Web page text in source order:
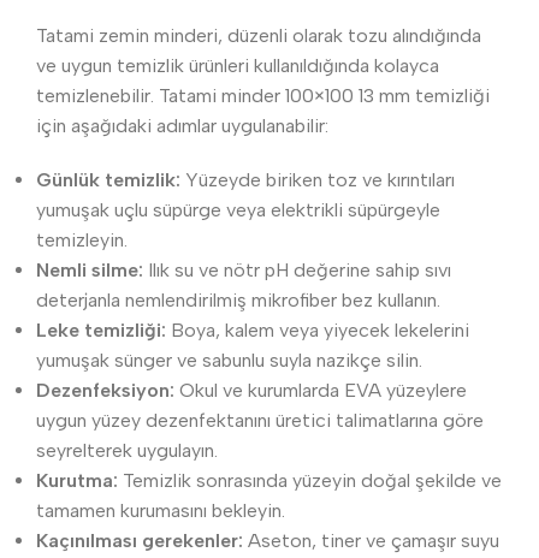
Tatami zemin minderi, düzenli olarak tozu alındığında
ve uygun temizlik ürünleri kullanıldığında kolayca
temizlenebilir. Tatami minder 100×100 13 mm temizliği
için aşağıdaki adımlar uygulanabilir:
Günlük temizlik: Yüzeyde biriken toz ve kırıntıları
yumuşak uçlu süpürge veya elektrikli süpürgeyle
temizleyin.
Nemli silme: Ilık su ve nötr pH değerine sahip sıvı
deterjanla nemlendirilmiş mikrofiber bez kullanın.
Leke temizliği: Boya, kalem veya yiyecek lekelerini
yumuşak sünger ve sabunlu suyla nazikçe silin.
Dezenfeksiyon: Okul ve kurumlarda EVA yüzeylere
uygun yüzey dezenfektanını üretici talimatlarına göre
seyrelterek uygulayın.
Kurutma: Temizlik sonrasında yüzeyin doğal şekilde ve
tamamen kurumasını bekleyin.
Kaçınılması gerekenler: Aseton, tiner ve çamaşır suyu